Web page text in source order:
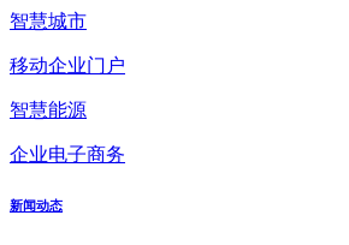
智慧城市
移动企业门户
智慧能源
企业电子商务
新闻动态